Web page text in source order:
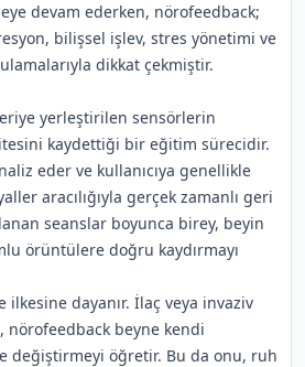
devam ederken, nörofeedback;
bilişsel işlev, stres yönetimi ve
dikkat çekmiştir.
yerleştirilen sensörlerin
kaydettiği bir eğitim sürecidir.
eder ve kullanıcıya genellikle
aracılığıyla gerçek zamanlı geri
seanslar boyunca birey, beyin
örüntülere doğru kaydırmayı
ilkesine dayanır. İlaç veya invaziv
nörofeedback beyne kendi
değiştirmeyi öğretir. Bu da onu, ruh